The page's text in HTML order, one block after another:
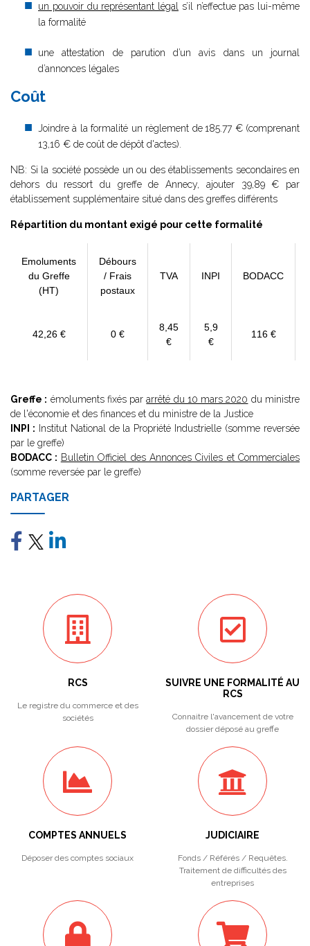
un pouvoir du représentant légal
s’il n’effectue pas lui-même
la formalité
une attestation de parution d’un avis dans un journal
d’annonces légales
Coût
Joindre à la formalité un règlement de 185.77 € (comprenant
13,16 € de coût de dépôt d'actes).
NB: Si la société possède un ou des établissements secondaires en
dehors du ressort du greffe de Annecy, ajouter 39,89 € par
établissement supplémentaire situé dans des greffes différents
Répartition du montant exigé pour cette formalité
Emoluments
du Greffe
(HT)
Débours
/ Frais
postaux
TVA INPI BODACC
42,26 € 0 €
8,45
€
5,9
€
116 €
Greffe : émoluments fixés pararrêté du 10 mars 2020 du ministre
de l'économie et des finances et du ministre de la Justice
INPI : Institut National de la Propriété Industrielle (somme reversée
par le greffe)
BODACC : Bulletin Officiel des Annonces Civiles et Commerciales
(somme reversée par le greffe)
PARTAGER
RCS
Le registre du commerce et des
sociétés
SUIVRE UNE FORMALITÉ AU
RCS
Connaitre l'avancement de votre
dossier déposé au greffe
COMPTES ANNUELS
Déposer des comptes sociaux
JUDICIAIRE
Fonds / Référés / Requêtes.
Traitement de difficultés des
entreprises